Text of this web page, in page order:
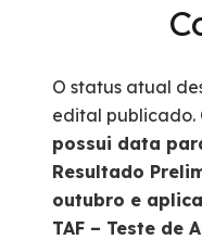
O status atual
edital publicado.
possui data
Resultado
outubro e
TAF – Teste de